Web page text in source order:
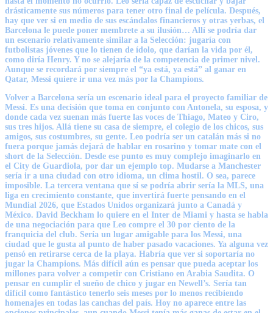
drásticamente sus números para tener otro final de película. Después,
hay que ver si en medio de sus escándalos financieros y otras yerbas, el
Barcelona le puede poner membrete a su ilusión… Allí se podría dar
un escenario relativamente similar a la Selección: jugaría con
futbolistas jóvenes que lo tienen de ídolo, que darían la vida por él,
como diría Henry. Y no se alejaría de la competencia de primer nivel.
Aunque se recordará por siempre el “ya está, ya está” al ganar en
Qatar, Messi quiere ir una vez más por la Champions.
Volver a Barcelona sería un escenario ideal para el proyecto familiar de
Messi. Es una decisión que toma en conjunto con Antonela, su esposa, y
donde cada vez suenan más fuerte las voces de Thiago, Mateo y Ciro,
sus tres hijos. Allá tiene su casa de siempre, el colegio de los chicos, sus
amigos, sus costumbres, su gente. Leo podría ser un catalán más si no
fuera porque jamás dejará de hablar en rosarino y tomar mate con el
short de la Selección. Desde ese punto es muy complejo imaginarlo en
el City de Guardiola, por dar un ejemplo top. Mudarse a Manchester
sería ir a una ciudad con otro idioma, un clima hostil. O sea, parece
imposible. La tercera ventana que sí se podría abrir sería la MLS, una
liga en crecimiento constante, que invertirá fuerte pensando en el
Mundial 2026, que Estados Unidos organizará junto a Canadá y
México. David Beckham lo quiere en el Inter de Miami y hasta se habla
de una negociación para que Leo compre el 30 por ciento de la
franquicia del club. Sería un lugar amigable para los Messi, una
ciudad que le gusta al punto de haber pasado vacaciones. Ya alguna vez
pensó en retirarse cerca de la playa. Habría que ver si soportaría no
jugar la Champions. Más difícil aún es pensar que pueda aceptar los
millones para volver a competir con Cristiano en Arabia Saudita. O
pensar en cumplir el sueño de chico y jugar en Newell’s. Sería tan
difícil como fantástico tenerlo seis meses por lo menos recibiendo
homenajes en todas las canchas del país. Hoy no aparece entre las